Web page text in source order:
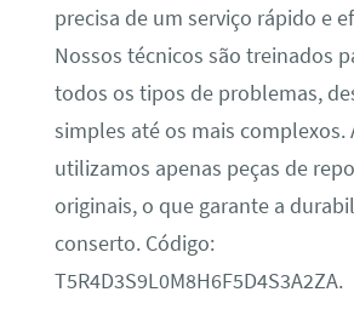
precisa de um serviço rápido e
Nossos técnicos são treinados
todos os tipos de problemas,
simples até os mais complexos.
utilizamos apenas peças de
originais, o que garante a
conserto. Código:
T5R4D3S9L0M8H6F5D4S3A2ZA.